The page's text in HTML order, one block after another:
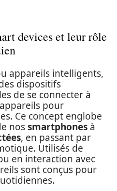
devices et leur rôle
appareils intelligents,
dispositifs
de se connecter à
pour
Ce concept englobe
nossmartphones à
, en passant par
Utilisés de
en interaction avec
sont conçus pour